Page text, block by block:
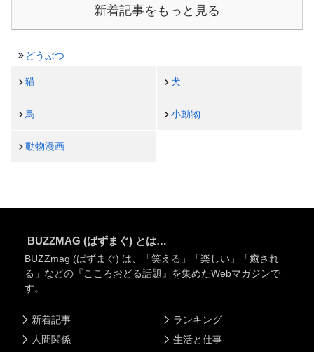
新着記事をもっと見る
どうぶつ
猫 犬
鳥 小動物
動物漫画
BUZZMAG (ばずまぐ) とは…
BUZZmag (ばずまぐ) は、「笑える」「楽しい」「癒され
る」などの『こころおどる話題』を集めたWebマガジンで
す。
新着記事
人間関係
ランキング
生活と仕事